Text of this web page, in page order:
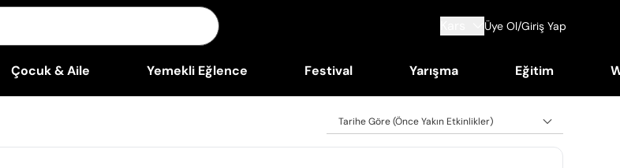
Üye Ol/Giriş Yap
Çocuk & Aile Yemekli Eğlence Festival Yarışma Eğitim
Tarihe Göre (Önce Yakın Etkinlikler)